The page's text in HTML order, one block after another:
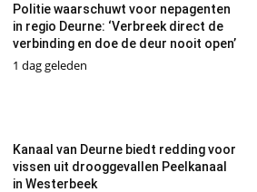
Politie waarschuwt voor nepagenten
in regio Deurne: ‘Verbreek direct de
verbinding en doe de deur nooit open’
1 dag geleden
Kanaal van Deurne biedt redding voor
vissen uit drooggevallen Peelkanaal
in Westerbeek